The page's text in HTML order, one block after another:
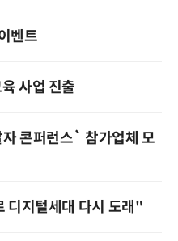
벤트
사업 진출
콘퍼런스` 참가업체 모
디지털세대 다시 도래"